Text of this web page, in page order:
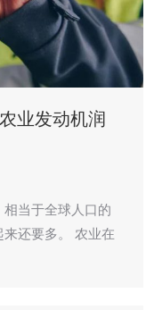
业发动机润
当于全球人口的
还要多。 农业在